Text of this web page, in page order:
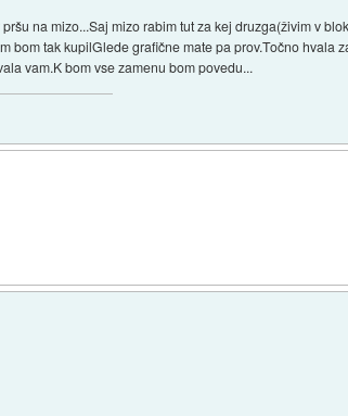
na mizo...Saj mizo rabim tut za kej druzga(živim v
bom tak kupilGlede grafične mate pa prov.Točno hvala
vam.K bom vse zamenu bom povedu...